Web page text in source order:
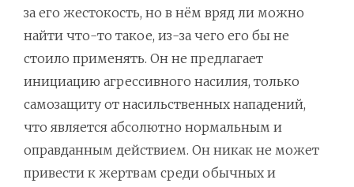
за его жестокость, но в нём вряд ли можно
найти что-то такое, из-за чего его бы не
стоило применять. Он не предлагает
инициацию агрессивного насилия, только
самозащиту от насильственных нападений,
что является абсолютно нормальным и
оправданным действием. Он никак не может
привести к жертвам среди обычных и